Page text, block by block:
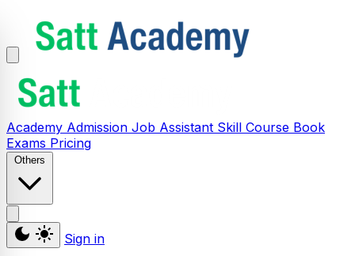
Academy Admission Job Assistant Skill Course Book
Exams Pricing
Others
Sign in